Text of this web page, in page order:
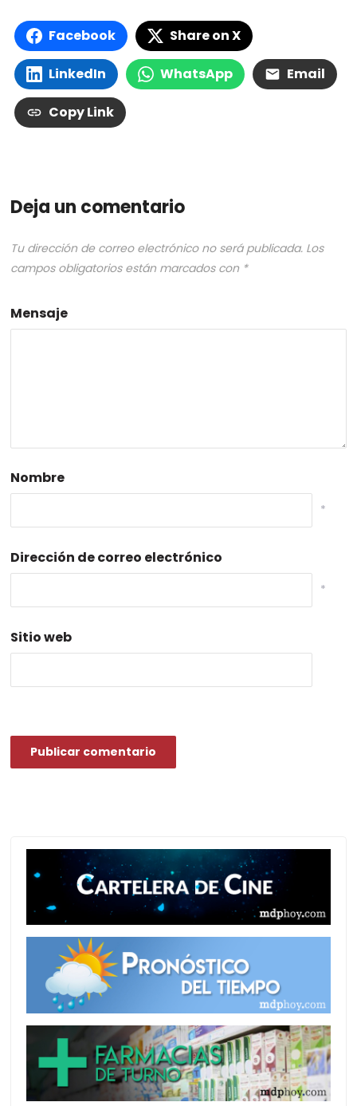
Facebook Share on X
LinkedIn WhatsApp Email
Copy Link
Deja un comentario
Tu dirección de correo electrónico no será publicada. Los
campos obligatorios están marcados con *
Mensaje
Nombre
*
Dirección de correo electrónico
*
Sitio web